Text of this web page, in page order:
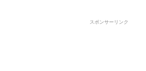
スポンサーリンク